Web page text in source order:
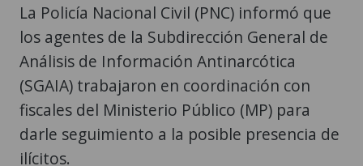
Análisis de Información Antinarcótica
(SGAIA) trabajaron en coordinación con
fiscales del Ministerio Público (MP) para
darle seguimiento a la posible presencia de
ilícitos.
De acuerdo con la información